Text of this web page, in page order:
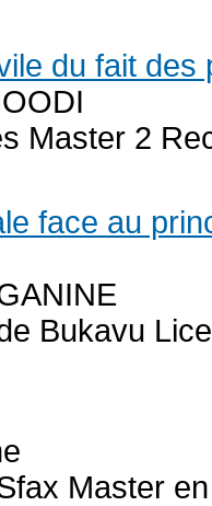
du fait
Master 2
face au
Bukavu
Master